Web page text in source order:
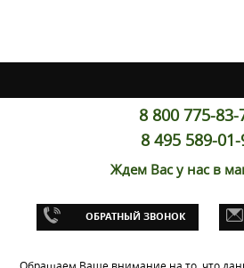
8 800 775-83-
8 495 589-
Ждем Вас у нас в
ОБРАТНЫЙ ЗВОНОК